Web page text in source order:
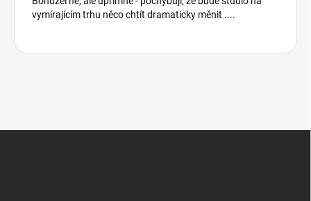
vymírajícím trhu něco chtít dramaticky měnit ....